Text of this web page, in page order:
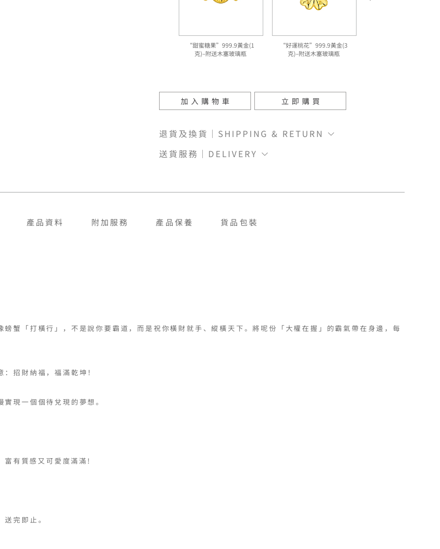
“甜蜜糖果”999.9黃金(1
克)–附送木塞玻璃瓶
“好運桃花”999.9黃金(3
克)–附送木塞玻璃瓶
加入購物車 立即購買
退貨及換貨｜SHIPPING & RETURN
送貨服務｜DELIVERY
產品資料 附加服務 產品保養 貨品包裝
蟹「打橫行」，不是說你要霸道，而是祝你橫財就手、縱橫天下。將呢份「大權在握」的霸氣帶在身邊，每
招財納福，福滿乾坤！
現⼀個個待兌現的夢想。
有質感又可愛度滿滿!
完即止。